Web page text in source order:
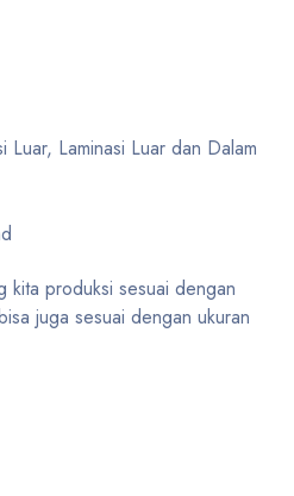
Luar, Laminasi Luar dan Dalam
kita produksi sesuai dengan
juga sesuai dengan ukuran